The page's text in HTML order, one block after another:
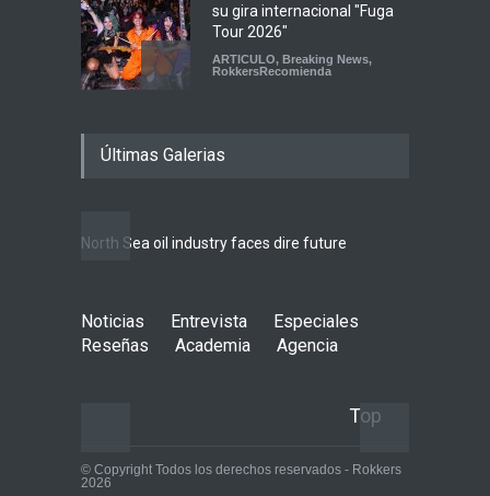
su gira internacional "Fuga
Tour 2026"
ARTICULO, Breaking News,
RokkersRecomienda
nuevo de Psychedelic Porn
RokkersRecomienda,Sin
categoría
en el Auditorio BB de la
Ciudad de México
Últimas Galerias
North Sea oil industry faces dire future
Noticias Entrevista
Especiales
Reseñas
Academia Agencia
Top
© Copyright Todos los derechos reservados - Rokkers
2026